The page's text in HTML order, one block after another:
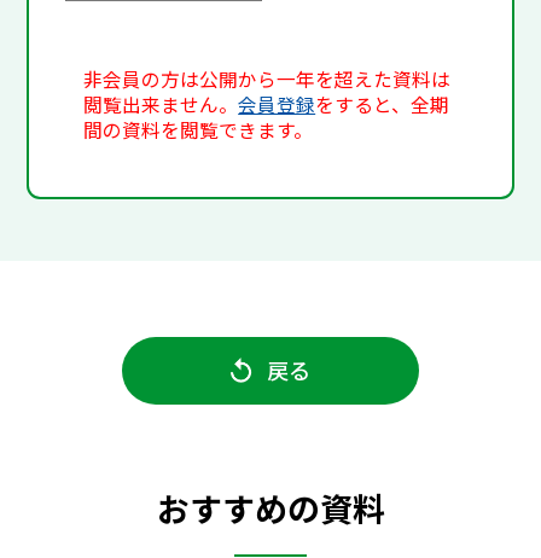
非会員の方は公開から一年を超えた資料は
閲覧出来ません。会員登録をすると、全期
間の資料を閲覧できます。
戻る
おすすめの資料